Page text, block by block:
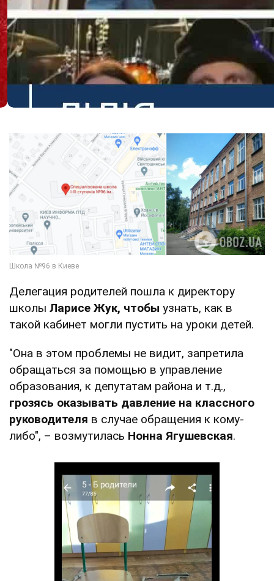
Делегация родителей пошла к директору
школы Ларисе Жук, чтобы узнать, как в
такой кабинет могли пустить на уроки детей.
"Она в этом проблемы не видит, запретила
обращаться за помощью в управление
образования, к депутатам района и т.д.,
грозясь оказывать давление на классного
руководителя в случае обращения к кому-
либо", – возмутилась Нонна Ягушевская.